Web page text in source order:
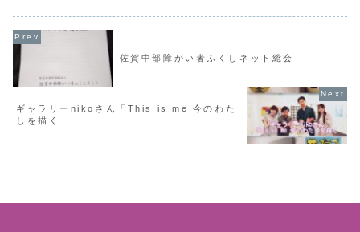
佐賀中部障がい者ふくしネット総会
ギャラリーnikoさん「This is me 今のわた
しを描く」